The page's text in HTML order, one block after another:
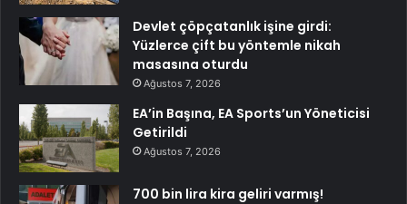
Devlet çöpçatanlık işine girdi:
Yüzlerce çift bu yöntemle nikah
masasına oturdu
Ağustos 7, 2026
EA’in Başına, EA Sports’un Yöneticisi
Getirildi
Ağustos 7, 2026
700 bin lira kira geliri varmış!